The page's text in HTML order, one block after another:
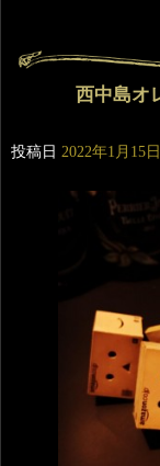
西中島オ
投稿日 2022年1月15日